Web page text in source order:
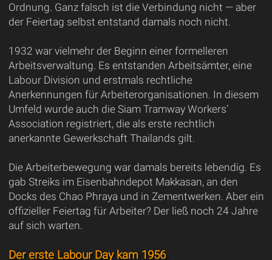
Ordnung. Ganz falsch ist die Verbindung nicht — aber
der Feiertag selbst entstand damals noch nicht.
1932 war vielmehr der Beginn einer formelleren
Arbeitsverwaltung. Es entstanden Arbeitsämter, eine
Labour Division und erstmals rechtliche
Anerkennungen für Arbeiterorganisationen. In diesem
Umfeld wurde auch die Siam Tramway Workers’
Association registriert, die als erste rechtlich
anerkannte Gewerkschaft Thailands gilt.
Die Arbeiterbewegung war damals bereits lebendig. Es
gab Streiks im Eisenbahndepot Makkasan, an den
Docks des Chao Phraya und in Zementwerken. Aber ein
offizieller Feiertag für Arbeiter? Der ließ noch 24 Jahre
auf sich warten.
Der erste Labour Day kam 1956